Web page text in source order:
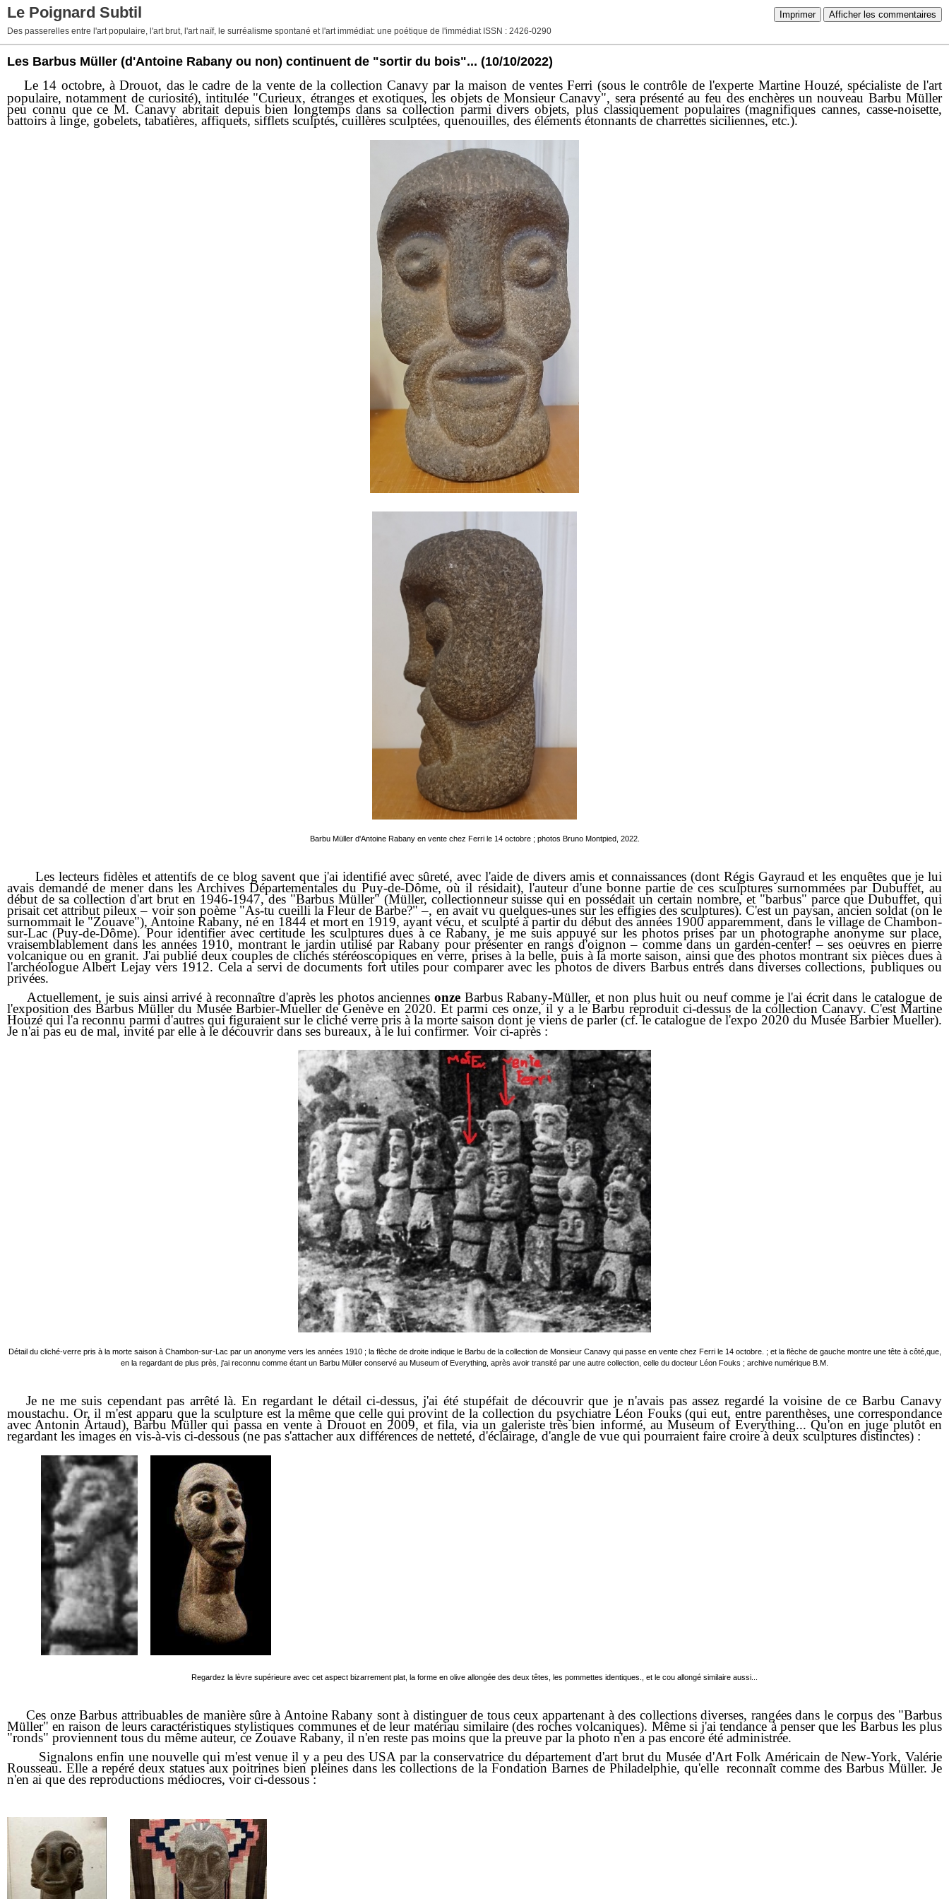
Imprimer Afficher les commentaires
Le Poignard Subtil
Des passerelles entre l'art populaire, l'art brut, l'art naïf, le surréalisme spontané et l'art immédiat: une poétique de l'immédiat ISSN : 2426-0290
Les Barbus Müller (d'Antoine Rabany ou non) continuent de "sortir du bois"... (10/10/2022)
Le 14 octobre, à Drouot, das le cadre de la vente de la collection Canavy par la maison de ventes Ferri (sous le contrôle de l'experte Martine Houzé, spécialiste de l'art
populaire, notamment de curiosité), intitulée "Curieux, étranges et exotiques, les objets de Monsieur Canavy", sera présenté au feu des enchères un nouveau Barbu Müller
peu connu que ce M. Canavy abritait depuis bien longtemps dans sa collection parmi divers objets, plus classiquement populaires (magnifiques cannes, casse-noisette,
battoirs à linge, gobelets, tabatières, affiquets, sifflets sculptés, cuillères sculptées, quenouilles, des éléments étonnants de charrettes siciliennes, etc.).
Barbu Müller d'Antoine Rabany en vente chez Ferri le 14 octobre ; photos Bruno Montpied, 2022.
Les lecteurs fidèles et attentifs de ce blog savent que j'ai identifié avec sûreté, avec l'aide de divers amis et connaissances (dont Régis Gayraud et les enquêtes que je lui
avais demandé de mener dans les Archives Départementales du Puy-de-Dôme, où il résidait), l'auteur d'une bonne partie de ces sculptures surnommées par Dubuffet, au
début de sa collection d'art brut en 1946-1947, des "Barbus Müller" (Müller, collectionneur suisse qui en possédait un certain nombre, et "barbus" parce que Dubuffet, qui
prisait cet attribut pileux – voir son poème "As-tu cueilli la Fleur de Barbe?" –, en avait vu quelques-unes sur les effigies des sculptures). C'est un paysan, ancien soldat (on le
surnommait le "Zouave"), Antoine Rabany, né en 1844 et mort en 1919, ayant vécu, et sculpté à partir du début des années 1900 apparemment, dans le village de Chambon-
sur-Lac (Puy-de-Dôme). Pour identifier avec certitude les sculptures dues à ce Rabany, je me suis appuyé sur les photos prises par un photographe anonyme sur place,
vraisemblablement dans les années 1910, montrant le jardin utilisé par Rabany pour présenter en rangs d'oignon – comme dans un garden-center! – ses oeuvres en pierre
volcanique ou en granit. J'ai publié deux couples de clichés stéréoscopiques en verre, prises à la belle, puis à la morte saison, ainsi que des photos montrant six pièces dues à
l'archéologue Albert Lejay vers 1912. Cela a servi de documents fort utiles pour comparer avec les photos de divers Barbus entrés dans diverses collections, publiques ou
privées.
Actuellement, je suis ainsi arrivé à reconnaître d'après les photos anciennes onze Barbus Rabany-Müller, et non plus huit ou neuf comme je l'ai écrit dans le catalogue de
l'exposition des Barbus Müller du Musée Barbier-Mueller de Genève en 2020. Et parmi ces onze, il y a le Barbu reproduit ci-dessus de la collection Canavy. C'est Martine
Houzé qui l'a reconnu parmi d'autres qui figuraient sur le cliché verre pris à la morte saison dont je viens de parler (cf. le catalogue de l'expo 2020 du Musée Barbier Mueller).
Je n'ai pas eu de mal, invité par elle à le découvrir dans ses bureaux, à le lui confirmer. Voir ci-après :
Détail du cliché-verre pris à la morte saison à Chambon-sur-Lac par un anonyme vers les années 1910 ; la flèche de droite indique le Barbu de la collection de Monsieur Canavy qui passe en vente chez Ferri le 14 octobre. ; et la flèche de gauche montre une tête à côté,que,
en la regardant de plus près, j'ai reconnu comme étant un Barbu Müller conservé au Museum of Everything, après avoir transité par une autre collection, celle du docteur Léon Fouks ; archive numérique B.M.
Je ne me suis cependant pas arrêté là. En regardant le détail ci-dessus, j'ai été stupéfait de découvrir que je n'avais pas assez regardé la voisine de ce Barbu Canavy
moustachu. Or, il m'est apparu que la sculpture est la même que celle qui provint de la collection du psychiatre Léon Fouks (qui eut, entre parenthèses, une correspondance
avec Antonin Artaud), Barbu Müller qui passa en vente à Drouot en 2009, et fila, via un galeriste très bien informé, au Museum of Everything... Qu'on en juge plutôt en
regardant les images en vis-à-vis ci-dessous (ne pas s'attacher aux différences de netteté, d'éclairage, d'angle de vue qui pourraient faire croire à deux sculptures distinctes) :
Regardez la lèvre supérieure avec cet aspect bizarrement plat, la forme en olive allongée des deux têtes, les pommettes identiques., et le cou allongé similaire aussi...
Ces onze Barbus attribuables de manière sûre à Antoine Rabany sont à distinguer de tous ceux appartenant à des collections diverses, rangées dans le corpus des "Barbus
Müller" en raison de leurs caractéristiques stylistiques communes et de leur matériau similaire (des roches volcaniques). Même si j'ai tendance à penser que les Barbus les plus
"ronds" proviennent tous du même auteur, ce Zouave Rabany, il n'en reste pas moins que la preuve par la photo n'en a pas encore été administrée.
Signalons enfin une nouvelle qui m'est venue il y a peu des USA par la conservatrice du département d'art brut du Musée d'Art Folk Américain de New-York, Valérie
Rousseau. Elle a repéré deux statues aux poitrines bien pleines dans les collections de la Fondation Barnes de Philadelphie, qu'elle reconnaît comme des Barbus Müller. Je
n'en ai que des reproductions médiocres, voir ci-dessous :